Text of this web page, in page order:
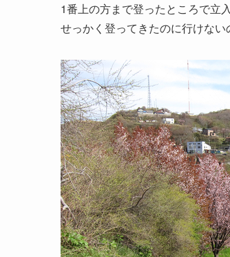
1番上の方まで登ったところで立
せっかく登ってきたのに行けない